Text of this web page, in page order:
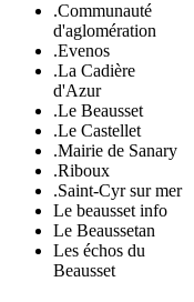
.Communauté
d'aglomération
.Evenos
.La Cadière
d'Azur
.Le Beausset
.Le Castellet
.Mairie de Sanary
.Riboux
.Saint-Cyr sur mer
Le beausset info
Le Beaussetan
Les échos du
Beausset